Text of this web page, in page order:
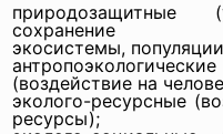
природозащитные
сохранение
экосистемы,
антропоэкологические
(воздействие на
эколого-ресурсные
ресурсы);